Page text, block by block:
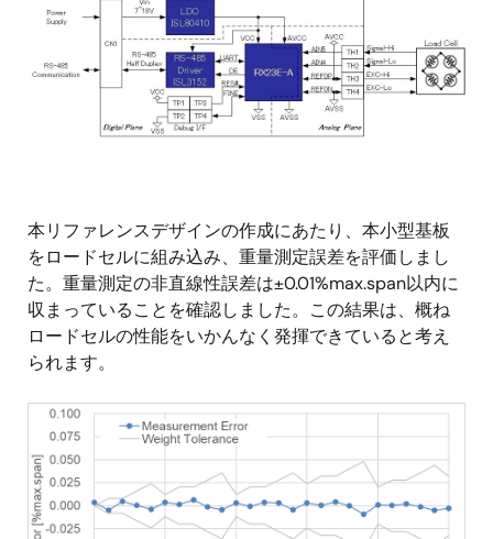
本リファレンスデザインの作成にあたり、本小型基板
をロードセルに組み込み、重量測定誤差を評価しまし
た。重量測定の非直線性誤差は±0.01%max.span以内に
収まっていることを確認しました。この結果は、概ね
ロードセルの性能をいかんなく発揮できていると考え
られます。